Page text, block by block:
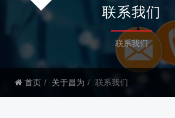
联系我们
联系我们
首页 关于昌为 联系我们